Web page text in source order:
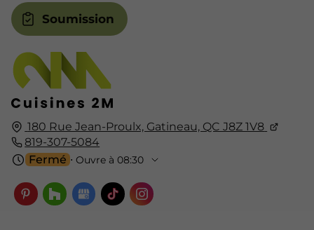
180 Rue Jean-Proulx, Gatineau, QC J8Z 1V8
819-307-5084
Fermé ⋅ Ouvre à 08:30
Soumission